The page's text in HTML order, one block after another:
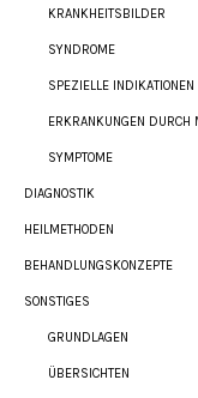
KRANKHEITSBILDER
SYNDROME
SPEZIELLE INDIKATIONEN
ERKRANKUNGEN DURCH
SYMPTOME
DIAGNOSTIK
HEILMETHODEN
BEHANDLUNGSKONZEPTE
SONSTIGES
GRUNDLAGEN
ÜBERSICHTEN